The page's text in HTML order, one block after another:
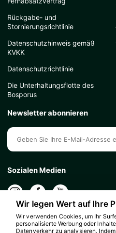
Rückgabe- und
Stornierungsrichtlinie
Datenschutzhinweis gemäß
KVKK
Datenschutzrichtlinie
Die Unterhaltungsflotte des
Bosporus
Newsletter abonnieren
Sozialen Medien
Wir legen Wert auf Ihre
Wir verwenden Cookies, um Ihr
personalisierte Werbung oder
Datenverkehr zu analysieren.